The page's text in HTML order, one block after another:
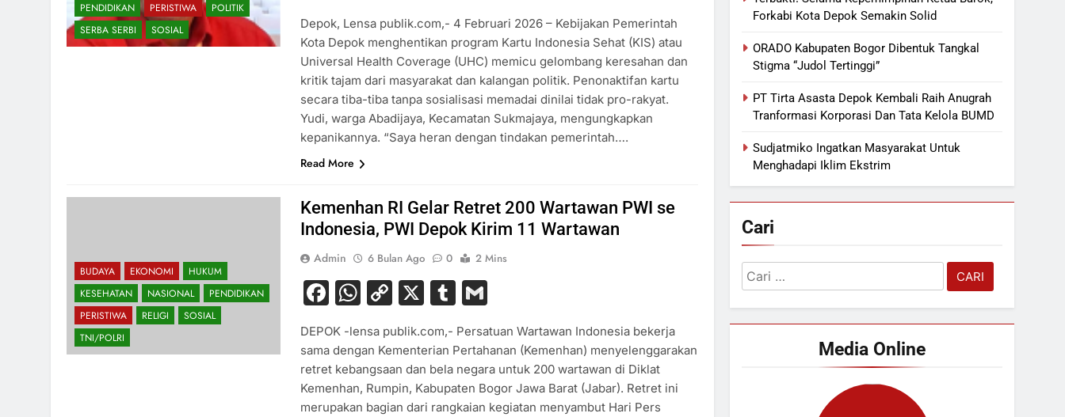
PENDIDIKAN
PERISTIWA
POLITIK
SERBA SERBI
SOSIAL
Depok, Lensa publik.com,- 4 Februari 2026 – Kebijakan Pemerintah
Kota Depok menghentikan program Kartu Indonesia Sehat (KIS) atau
Universal Health Coverage (UHC) memicu gelombang keresahan dan
kritik tajam dari masyarakat dan kalangan politik. Penonaktifan kartu
secara tiba-tiba tanpa sosialisasi memadai dinilai tidak pro-rakyat.
Yudi, warga Abadijaya, Kecamatan Sukmajaya, mengungkapkan
kepanikannya. “Saya heran dengan tindakan pemerintah….
Read More
BUDAYA EKONOMI
HUKUM
KESEHATAN
NASIONAL
PENDIDIKAN
PERISTIWA
RELIGI
SOSIAL
TNI/POLRI
Kemenhan RI Gelar Retret 200 Wartawan PWI se
Indonesia, PWI Depok Kirim 11 Wartawan
Admin 6 Bulan Ago 0 2 Mins
Facebook
WhatsApp
Copy
X Tumblr
DEPOK -lensa publik.com,- Persatuan Wartawan Indonesia bekerja
sama dengan Kementerian Pertahanan (Kemenhan) menyelenggarakan
retret kebangsaan dan bela negara untuk 200 wartawan di Diklat
Kemenhan, Rumpin, Kabupaten Bogor Jawa Barat (Jabar). Retret ini
merupakan bagian dari rangkaian kegiatan menyambut Hari Pers
Forkabi Kota Depok Semakin Solid
ORADO Kabupaten Bogor Dibentuk Tangkal
Stigma “Judol Tertinggi”
PT Tirta Asasta Depok Kembali Raih Anugrah
Tranformasi Korporasi Dan Tata Kelola BUMD
Sudjatmiko Ingatkan Masyarakat Untuk
Menghadapi Iklim Ekstrim
Cari
Cari
untuk:
Media Online